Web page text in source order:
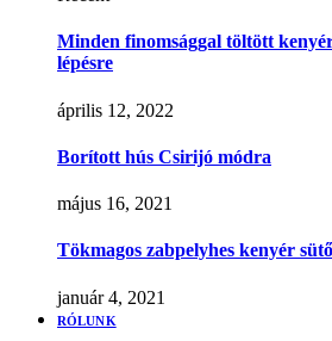
Minden finomsággal töltött
lépésre
április 12, 2022
Borított hús Csirijó módra
május 16, 2021
Tökmagos zabpelyhes kenyér
január 4, 2021
RÓLUNK